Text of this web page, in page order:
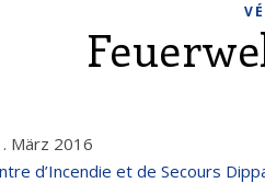
März 2016
d’Incendie et de Secours